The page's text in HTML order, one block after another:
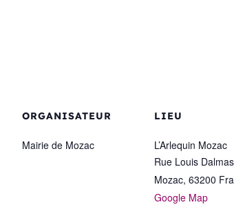
ORGANISATEUR
Mairie de Mozac
LIEU
L’Arlequin Mozac
Rue Louis Dalmas
Mozac, 63200
Google Map